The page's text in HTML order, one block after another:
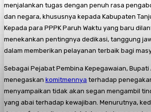
menjalankan tugas dengan penuh rasa
dan negara, khususnya kepada Kabupaten
Kepada para PPPK Paruh Waktu yang baru
menekankan pentingnya dedikasi, tanggung
dalam memberikan pelayanan terbaik bagi
Sebagai Pejabat Pembina Kepegawaian,
menegaskan komitmennya terhadap
menyampaikan tidak akan segan mengambil
yang abai terhadap kewajiban. Menurutnya,